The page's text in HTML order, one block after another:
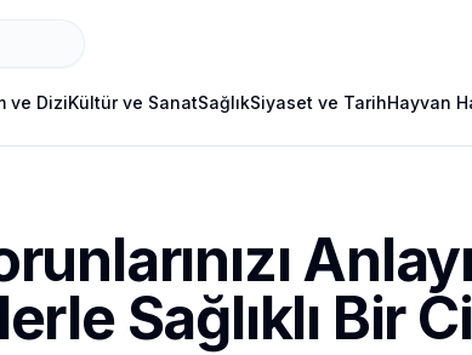
ve DiziKültür ve SanatSağlıkSiyaset ve TarihHayvan
Sağlıklı Bir